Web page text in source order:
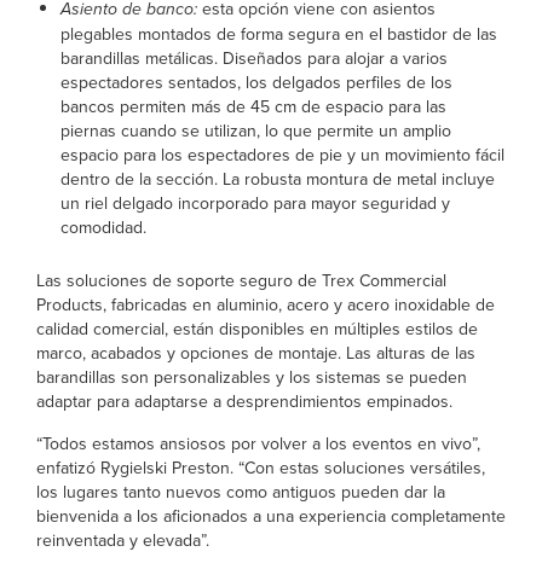
Asiento de banco: esta opción viene con asientos
plegables montados de forma segura en el bastidor de las
barandillas metálicas. Diseñados para alojar a varios
espectadores sentados, los delgados perfiles de los
bancos permiten más de 45 cm de espacio para las
piernas cuando se utilizan, lo que permite un amplio
espacio para los espectadores de pie y un movimiento fácil
dentro de la sección. La robusta montura de metal incluye
un riel delgado incorporado para mayor seguridad y
comodidad.
Las soluciones de soporte seguro de Trex Commercial
Products, fabricadas en aluminio, acero y acero inoxidable de
calidad comercial, están disponibles en múltiples estilos de
marco, acabados y opciones de montaje. Las alturas de las
barandillas son personalizables y los sistemas se pueden
adaptar para adaptarse a desprendimientos empinados.
“Todos estamos ansiosos por volver a los eventos en vivo”,
enfatizó Rygielski Preston. “Con estas soluciones versátiles,
los lugares tanto nuevos como antiguos pueden dar la
bienvenida a los aficionados a una experiencia completamente
reinventada y elevada”.